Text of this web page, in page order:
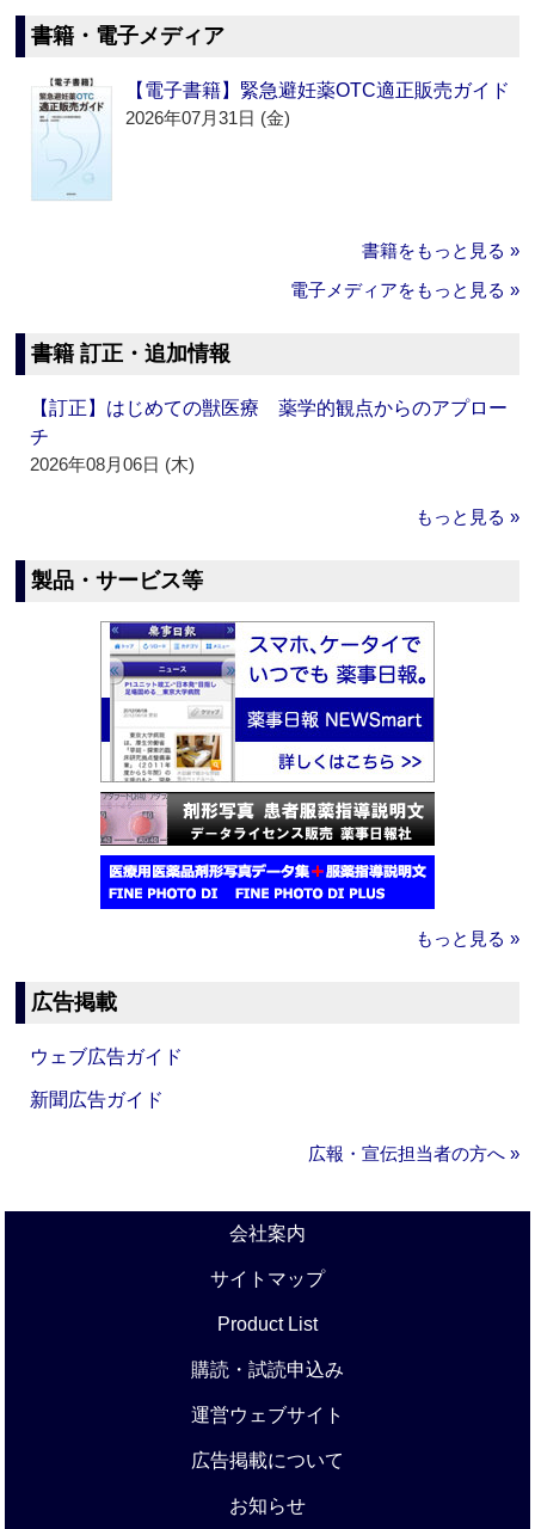
書籍・電子メディア
【電子書籍】緊急避妊薬OTC適正販売ガイド
2026年07月31日 (金)
書籍をもっと見る »
電子メディアをもっと見る »
書籍 訂正・追加情報
【訂正】はじめての獣医療 薬学的観点からのアプロー
チ
2026年08月06日 (木)
もっと見る »
製品・サービス等
もっと見る »
広告掲載
ウェブ広告ガイド
新聞広告ガイド
広報・宣伝担当者の方へ »
会社案内
サイトマップ
Product List
購読・試読申込み
運営ウェブサイト
広告掲載について
お知らせ